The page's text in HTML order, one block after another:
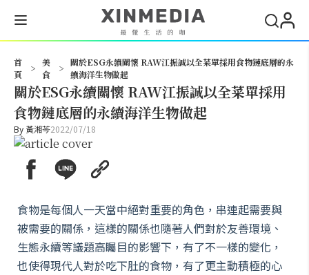
首
頁
>
美
食
>
關於ESG永續關懷 RAW江振誠以全菜單採用食物鏈底層的永
續海洋生物做起
關於ESG永續關懷 RAW江振誠以全菜單採用
食物鏈底層的永續海洋生物做起
By 黃湘芩2022/07/18
食物是每個人一天當中絕對重要的角色，串連起需要與
被需要的關係，這樣的關係也隨著人們對於友善環境、
生態永續等議題高矚目的影響下，有了不一樣的變化，
也使得現代人對於吃下肚的食物，有了更主動積極的心